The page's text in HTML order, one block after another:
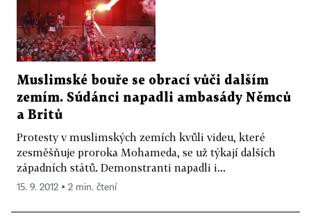
Muslimské bouře se obrací vůči dalším
zemím. Súdánci napadli ambasády Němců
a Britů
Protesty v muslimských zemích kvůli videu, které
zesměšňuje proroka Mohameda, se už týkají dalších
západních států. Demonstranti napadli i...
15. 9. 2012 ▪ 2 min. čtení